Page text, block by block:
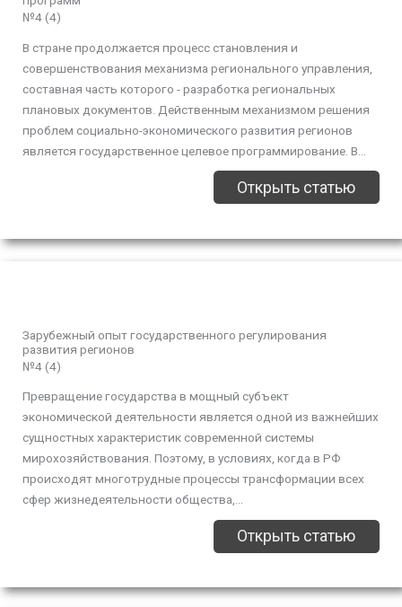
№4 (4)
В стране продолжается процесс становления и
совершенствования механизма регионального управления,
составная часть которого - разработка региональных
плановых документов. Действенным механизмом решения
проблем социально-экономического развития регионов
является государственное целевое программирование. В...
Открыть статью
Зарубежный опыт государственного регулирования
развития регионов
№4 (4)
Превращение государства в мощный субъект
экономической деятельности является одной из важнейших
сущностных характеристик современной системы
мирохозяйствования. Поэтому, в условиях, когда в РФ
происходят многотрудные процессы трансформации всех
сфер жизнедеятельности общества,...
Открыть статью